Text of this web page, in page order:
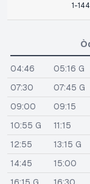
1-
04:46 05:16 G
07:30
07:45 G
09:00
09:15
10:55 G
11:15
12:55
13:15 G
14:45
15:00